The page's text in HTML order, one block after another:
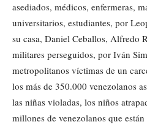
asediados, médicos, enfermeras,
universitarios, estudiantes, por
su casa, Daniel Ceballos, Alfredo
militares perseguidos, por Iván
metropolitanos víctimas de un
los más de 350.000 venezolanos
las niñas violadas, los niños
millones de venezolanos que